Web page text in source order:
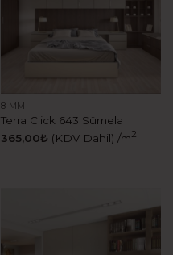
8 MM
Terra Click 643 Sümela
365,00₺ (KDV Dahil) /m2